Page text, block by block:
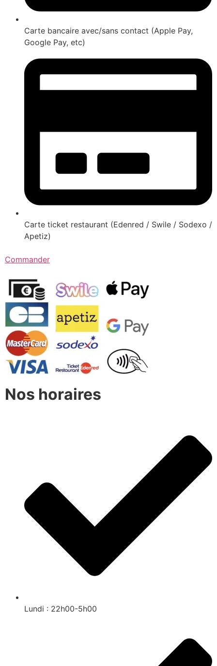
Carte bancaire avec/sans contact (Apple Pay,
Google Pay, etc)
Carte ticket restaurant (Edenred / Swile / Sodexo /
Apetiz)
Commander
Nos horaires
Lundi : 22h00-5h00